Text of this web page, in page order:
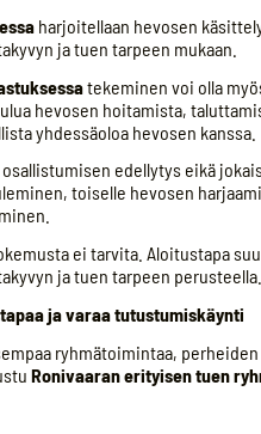
harjoitellaan hevosen
ja tuen tarpeen mukaan.
tekeminen voi olla
hevosen hoitamista,
yhdessäoloa hevosen kanssa.
edellytys eikä
toiselle hevosen
ei tarvita. Aloitustapa
ja tuen tarpeen perusteella.
ja varaa tutustumiskäynti
ryhmätoimintaa,
Ronivaaran erityisen tuen